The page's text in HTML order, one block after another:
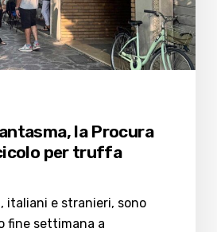
la Procura
per truffa
italiani e stranieri, sono
fine settimana a